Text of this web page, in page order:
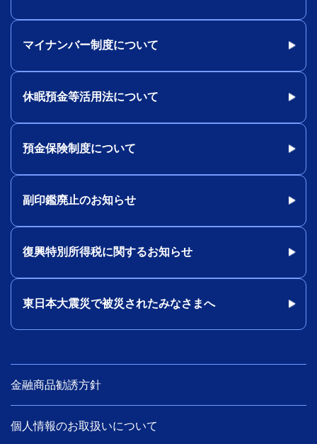
マイナンバー制度について
休眠預金等活用法について
預金保険制度について
副印鑑廃止のお知らせ
復興特別所得税に関するお知らせ
東日本大震災で被災されたみなさまへ
金融商品勧誘方針
個人情報のお取扱いについて